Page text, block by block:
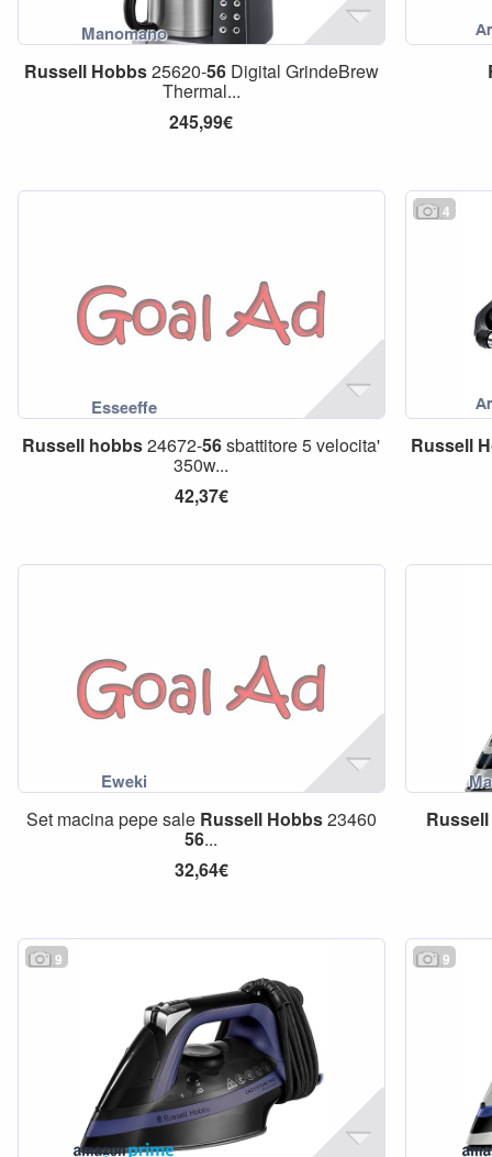
Russell Hobbs25620-56Digital GrindeBrew
Thermal...
245,99€
Russell hobbs24672-56sbattitore 5 velocita'
350w...
42,37€
4
Russell
Set macina pepe sale Russell Hobbs23460
56...
32,64€
Russell
9 9